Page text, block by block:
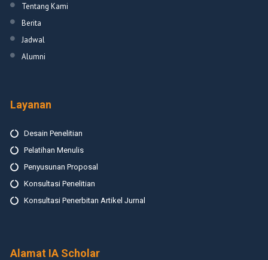
Tentang Kami
Berita
Jadwal
Alumni
Layanan
Desain Penelitian
Pelatihan Menulis
Penyusunan Proposal
Konsultasi Penelitian
Konsultasi Penerbitan Artikel Jurnal
Alamat IA Scholar